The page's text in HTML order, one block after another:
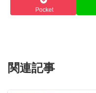
Pocket
関連記事